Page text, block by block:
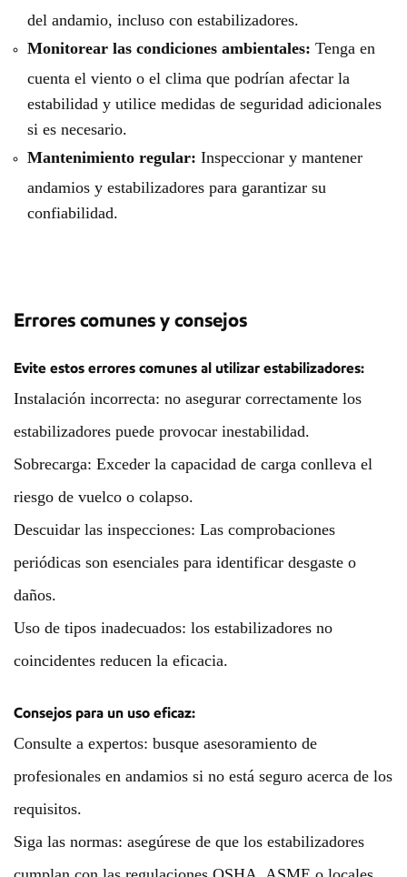
del andamio, incluso con estabilizadores.
Monitorear las condiciones ambientales: Tenga en
cuenta el viento o el clima que podrían afectar la
estabilidad y utilice medidas de seguridad adicionales
si es necesario.
Mantenimiento regular: Inspeccionar y mantener
andamios y estabilizadores para garantizar su
confiabilidad.
Errores comunes y consejos
Evite estos errores comunes al utilizar estabilizadores:
Instalación incorrecta: no asegurar correctamente los
estabilizadores puede provocar inestabilidad.
Sobrecarga: Exceder la capacidad de carga conlleva el
riesgo de vuelco o colapso.
Descuidar las inspecciones: Las comprobaciones
periódicas son esenciales para identificar desgaste o
daños.
Uso de tipos inadecuados: los estabilizadores no
coincidentes reducen la eficacia.
Consejos para un uso eficaz:
Consulte a expertos: busque asesoramiento de
profesionales en andamios si no está seguro acerca de los
requisitos.
Siga las normas: asegúrese de que los estabilizadores